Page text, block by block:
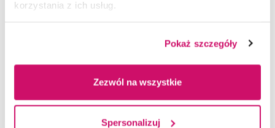
korzystania z ich usług.
Pokaż szczegóły
Zezwól na wszystkie
Spersonalizuj
zdobędziesz praktyczne umiejętności (m.in.Excel,
przygotujesz się do pierwszych rozmów o pracę
i przede wszystkim: wyjdziesz z większą
pewnością, co dalej.
Nie potrzebujesz doświadczenia - tylko motywacji